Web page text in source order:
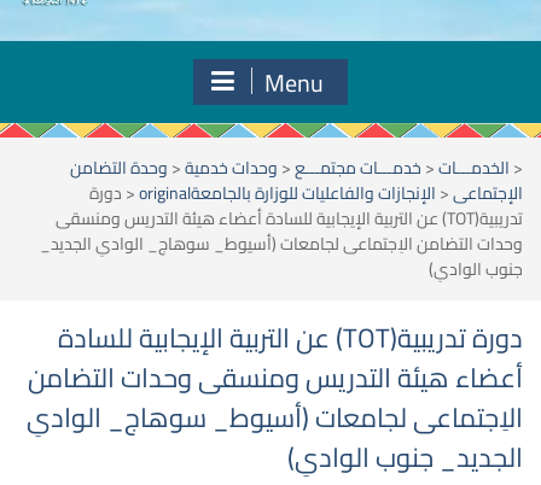
Menu
<الخدمـــات<خدمـــات مجتمـــع<وحدات خدمية<وحدة التضامن
الإجتماعى<الإنجازات والفاعليات للوزارة بالجامعةoriginal <دورة
تدريبية(TOT) عن التربية الإيجابية للسادة أعضاء هيئة التدريس ومنسقى
وحدات التضامن الاِجتماعى لجامعات (أسيوط_ سوهاج_ الوادىِ الجديد_
جنوب الوادىِ)
دورة تدريبية(TOT) عن التربية الإيجابية للسادة
أعضاء هيئة التدريس ومنسقى وحدات التضامن
الاِجتماعى لجامعات (أسيوط_ سوهاج_ الوادىِ
الجديد_ جنوب الوادىِ)